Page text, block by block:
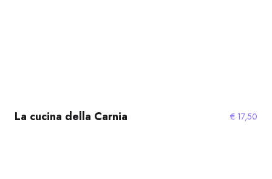
La cucina della Carnia € 17,50